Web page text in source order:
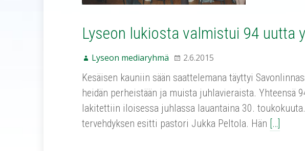
Lyseon lukiosta valmistui 94 uutta
Lyseon mediaryhmä 2.6.2015
Kesäisen kauniin sään saattelemana täyttyi
heidän perheistään ja muista juhlavieraista. Yhteensä
lakitettiin iloisessa juhlassa lauantaina 30.
tervehdyksen esitti pastori Jukka Peltola. Hän […]